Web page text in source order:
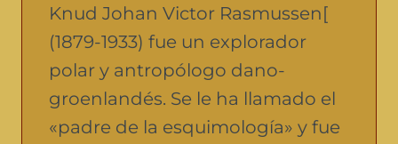
Knud Johan Victor Rasmussen[
(1879-1933) fue un explorador
polar y antropólogo dano-
groenlandés. Se le ha llamado el
«padre de la esquimología» y fue